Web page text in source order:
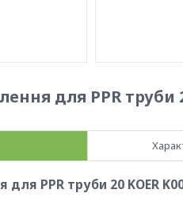
для PPR труби
PPR труби 20 KOER